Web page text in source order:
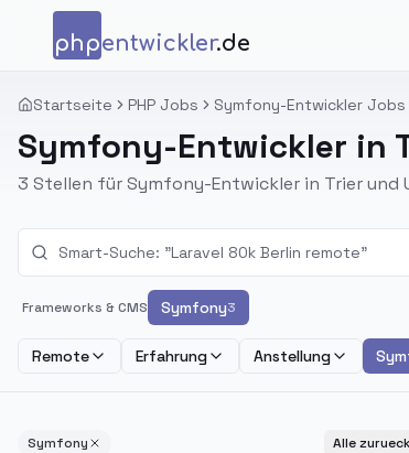
Zum Inhalt springen
phpentwickler.de
Startseite PHP Jobs Symfony-Entwickler Jobs
Symfony-Entwickler in
3 Stellen für Symfony-Entwickler in Trier und
Frameworks & CMS Symfony3
Remote Erfahrung Anstellung
Symfony Alle